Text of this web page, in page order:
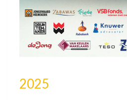
2025